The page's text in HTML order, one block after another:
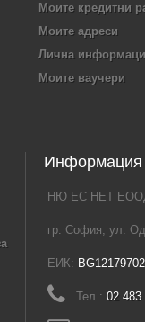
Моите кредитни
Моите адреси
Лична
Моите ваучери
Информация
НЮ ЕС НЕТ
гр. София, ул.
ЕИК:
Тел.: 02 483